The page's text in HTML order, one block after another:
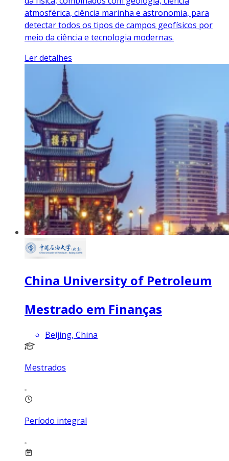
atmosférica, ciência marinha e astronomia, para
detectar todos os tipos de campos geofísicos por
meio da ciência e tecnologia modernas.
Ler detalhes
China University of Petroleum
Mestrado em Finanças
Beijing, China
Mestrados
Período integral